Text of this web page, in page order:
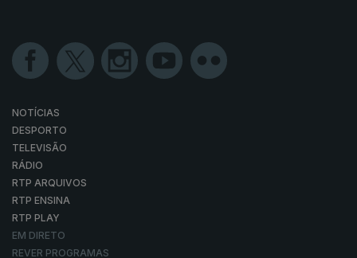
NOTÍCIAS
DESPORTO
TELEVISÃO
RÁDIO
RTP ARQUIVOS
RTP ENSINA
RTP PLAY
EM DIRETO
REVER PROGRAMAS